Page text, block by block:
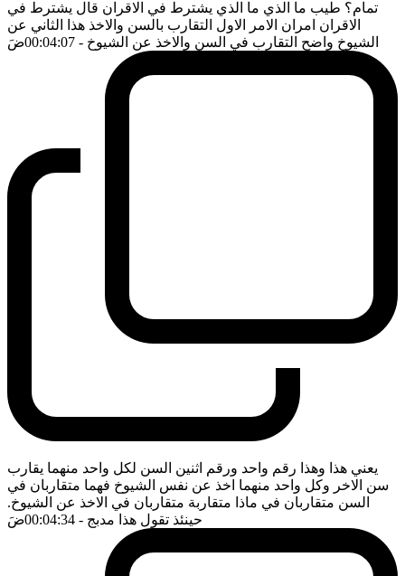
تمام؟ طيب ما الذي ما الذي يشترط في الاقران قال يشترط في
الاقران امران الامر الاول التقارب بالسن والاخذ هذا الثاني عن
الشيوخ واضح التقارب في السن والاخذ عن الشيوخ - 00:04:07 ضَ
يعني هذا وهذا رقم واحد ورقم اثنين السن لكل واحد منهما يقارب
سن الاخر وكل واحد منهما اخذ عن نفس الشيوخ فهما متقاربان في
السن متقاربان في ماذا متقاربة متقاربان في الاخذ عن الشيوخ.
حينئذ تقول هذا مدبج - 00:04:34 ضَ